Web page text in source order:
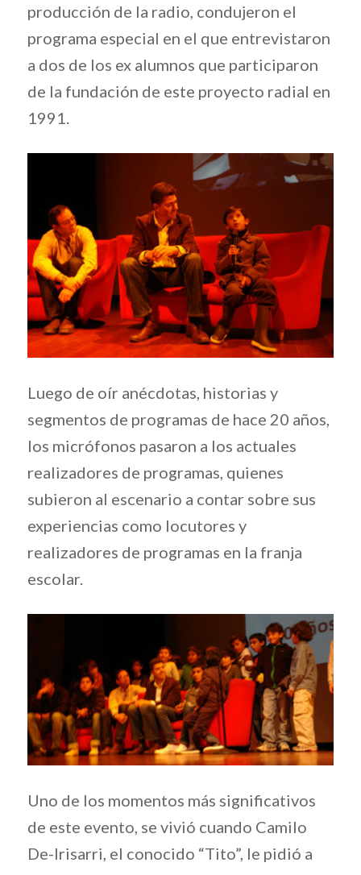
producción de la radio, condujeron el
programa especial en el que entrevistaron
a dos de los ex alumnos que participaron
de la fundación de este proyecto radial en
1991.
Luego de oír anécdotas, historias y
segmentos de programas de hace 20 años,
los micrófonos pasaron a los actuales
realizadores de programas, quienes
subieron al escenario a contar sobre sus
experiencias como locutores y
realizadores de programas en la franja
escolar.
Uno de los momentos más significativos
de este evento, se vivió cuando Camilo
De-Irisarri, el conocido “Tito”, le pidió a